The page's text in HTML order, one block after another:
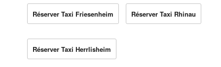
Réserver Taxi Friesenheim Réserver Taxi Rhinau
Réserver Taxi Herrlisheim